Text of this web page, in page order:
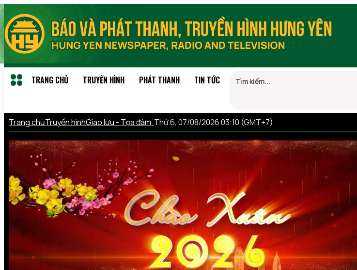
TRANG CHỦ TRUYỀN HÌNH PHÁT THANH TIN TỨC
Trang chủTruyền hìnhGiao lưu - Tọa đàm Thứ 6, 07/08/2026 03:10 (GMT+7)